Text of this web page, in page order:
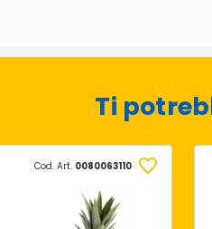
Ti
Cod. Art. 0080063110